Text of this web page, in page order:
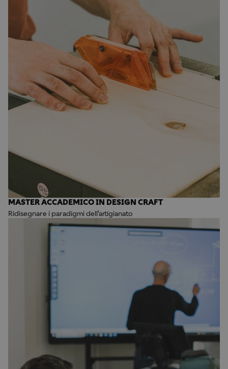
MASTER ACCADEMICO IN DESIGN CRAFT
Ridisegnare i paradigmi dell'artigianato